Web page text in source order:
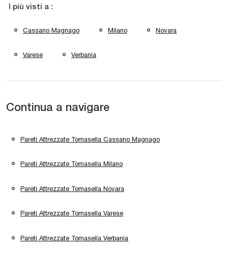
I più visti a :
Cassano Magnago Milano Novara
Varese Verbania
Continua a navigare
Pareti Attrezzate Tomasella Cassano Magnago
Pareti Attrezzate Tomasella Milano
Pareti Attrezzate Tomasella Novara
Pareti Attrezzate Tomasella Varese
Pareti Attrezzate Tomasella Verbania